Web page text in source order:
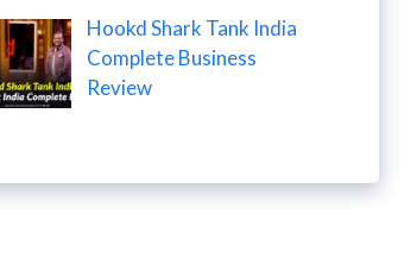
Hookd Shark Tank India
Complete Business
Review